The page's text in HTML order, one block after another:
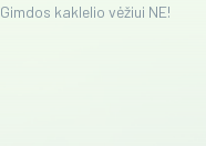
Gimdos kaklelio vėžiui NE!